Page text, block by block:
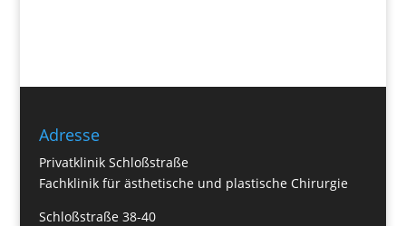
Adresse
Privatklinik Schloßstraße
Fachklinik für ästhetische und plastische Chirurgie
Schloßstraße 38-40